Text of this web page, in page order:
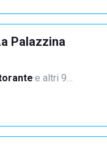
Palazzina
·e altri 9…